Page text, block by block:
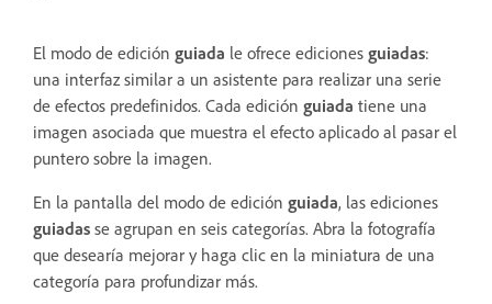
El modo de edición guiada le ofrece ediciones guiadas:
una interfaz similar a un asistente para realizar una serie
de efectos predefinidos. Cada edición guiada tiene una
imagen asociada que muestra el efecto aplicado al pasar el
puntero sobre la imagen.
En la pantalla del modo de edición guiada, las ediciones
guiadas se agrupan en seis categorías. Abra la fotografía
que desearía mejorar y haga clic en la miniatura de una
categoría para profundizar más.